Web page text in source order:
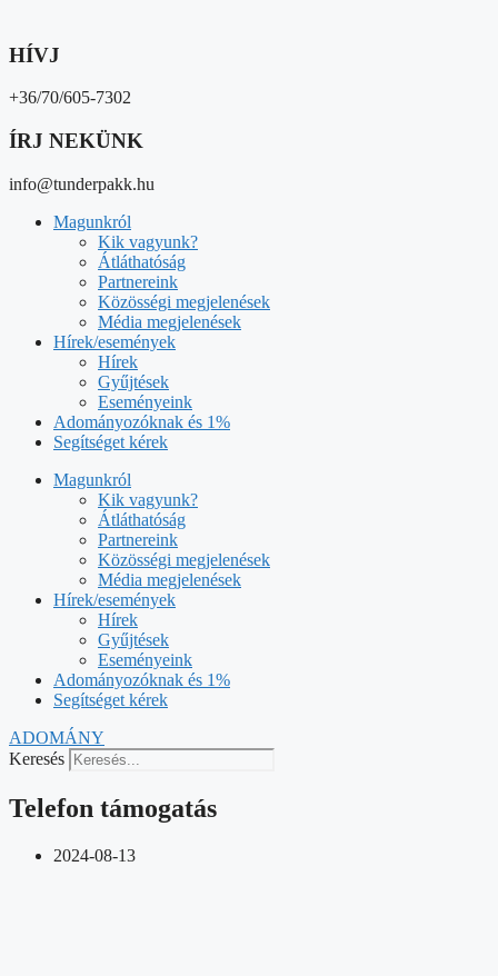
HÍVJ
+36/70/605-7302
ÍRJ NEKÜNK
info@tunderpakk.hu
Magunkról
Kik vagyunk?
Átláthatóság
Partnereink
Közösségi megjelenések
Média megjelenések
Hírek/események
Hírek
Gyűjtések
Eseményeink
Adományozóknak és 1%
Segítséget kérek
Magunkról
Kik vagyunk?
Átláthatóság
Partnereink
Közösségi megjelenések
Média megjelenések
Hírek/események
Hírek
Gyűjtések
Eseményeink
Adományozóknak és 1%
Segítséget kérek
ADOMÁNY
Keresés
Telefon támogatás
2024-08-13